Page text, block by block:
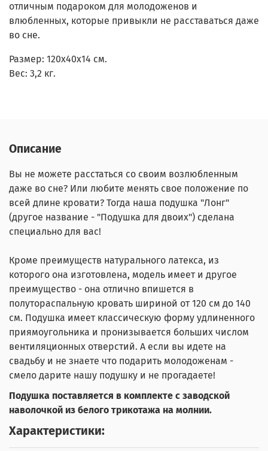
отличным подароком для молодоженов и
влюбленных, которые привыкли не расставаться даже
во сне.
Размер: 120x40x14 см.
Вес: 3,2 кг.
Описание
Вы не можете расстаться со своим возлюбленным
даже во сне? Или любите менять свое положение по
всей длине кровати? Тогда наша подушка "Лонг"
(другое название - "Подушка для двоих") сделана
специально для вас!
Кроме преимуществ натурального латекса, из
которого она изготовлена, модель имеет и другое
преимущество - она отлично впишется в
полутораспальную кровать шириной от 120 см до 140
см. Подушка имеет классическую форму удлиненного
приямоугольника и пронизывается больших числом
вентиляционных отверстий. А если вы идете на
свадьбу и не знаете что подарить молодоженам -
смело дарите нашу подушку и не прогадаете!
Подушка поставляется в комплекте с заводской
наволочкой из белого трикотажа на молнии.
Характеристики: